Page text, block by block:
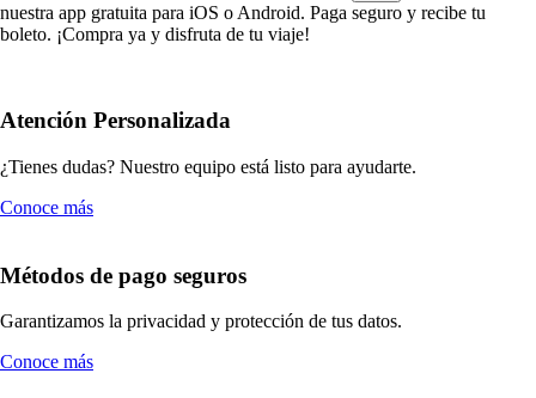
nuestra app gratuita para iOS o Android. Paga seguro y recibe tu
boleto. ¡Compra ya y disfruta de tu viaje!
Atención Personalizada
¿Tienes dudas? Nuestro equipo está listo para ayudarte.
Conoce más
Métodos de pago seguros
Garantizamos la privacidad y protección de tus datos.
Conoce más